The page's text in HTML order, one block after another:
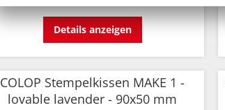
Details anzeigen
COLOP Stempelkissen MAKE 1 -
lovable lavender - 90x50 mm